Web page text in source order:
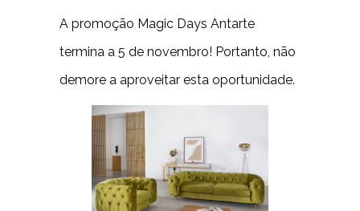
A promoção Magic Days Antarte
termina a 5 de novembro! Portanto, não
demore a aproveitar esta oportunidade.